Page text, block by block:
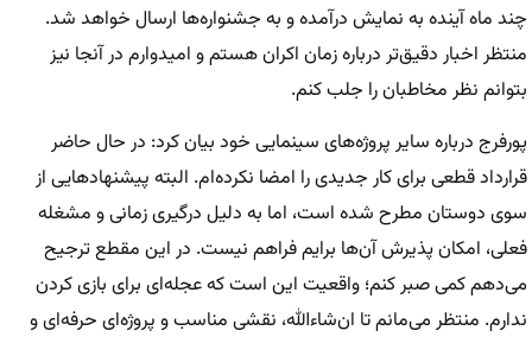
چند ماه آینده به نمایش درآمده و به جشنواره‌ها ارسال خواهد شد.
منتظر اخبار دقیق‌تر درباره زمان اکران هستم و امیدوارم در آنجا نیز
بتوانم نظر مخاطبان را جلب کنم.
پورفرج درباره سایر پروژه‌های سینمایی خود بیان کرد: در حال حاضر
قرارداد قطعی برای کار جدیدی را امضا نکرده‌ام. البته پیشنهادهایی از
سوی دوستان مطرح شده است، اما به دلیل درگیری زمانی و مشغله
فعلی، امکان پذیرش آن‌ها برایم فراهم نیست. در این مقطع ترجیح
می‌دهم کمی صبر کنم؛ واقعیت این است که عجله‌ای برای بازی کردن
ندارم. منتظر می‌مانم تا ان‌شاءالله، نقشی مناسب و پروژه‌ای حرفه‌ای و